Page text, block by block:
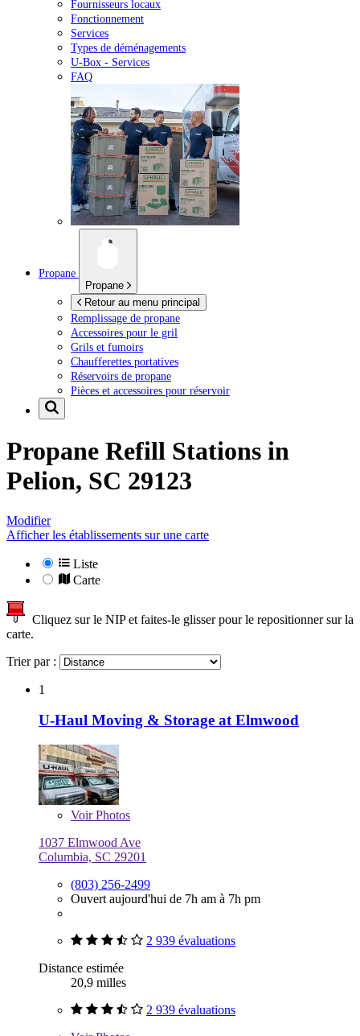
Fournisseurs locaux
Fonctionnement
Services
Types de déménagements
U-Box - Services
FAQ
Propane
Propane
Retour au menu principal
Remplissage de propane
Accessoires pour le gril
Grils et fumoirs
Chaufferettes portatives
Réservoirs de propane
Pièces et accessoires pour réservoir
Propane Refill Stations in
Pelion, SC 29123
Modifier
Afficher les établissements sur une carte
Liste
Carte
Cliquez sur le NIP et faites-le glisser pour le repositionner sur la
carte.
Trier par :
1
U-Haul Moving & Storage at Elmwood
VoirPhotos
1037 Elmwood Ave
Columbia, SC 29201
(803) 256-2499
Ouvert aujourd'hui de 7h am à 7h pm
2 939 évaluations
Distance estimée
20,9 milles
2 939 évaluations